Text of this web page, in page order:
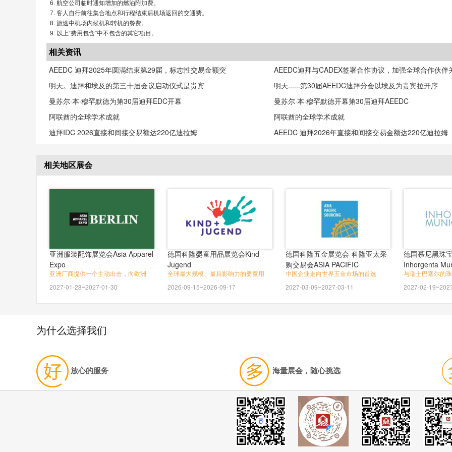
航空公司临时通知增加的燃油附加费。
客人自行前往集合地点和行程结束后机场返回的交通费。
旅途中机场内候机和转机的餐费。
以上“费用包含”中不包含的其它项目。
相关资讯
AEEDC 迪拜2025年圆满结束第29届，标志性交易金额突
AEEDC迪拜与CADEX签署合作协议，加强全球合作伙伴
明天。迪拜和埃及的第三十届会议启动仪式是贵宾
明天......第30届AEEDC迪拜分会以埃及为贵宾拉开序
曼苏尔·本·穆罕默德为第30届迪拜EDC开幕
曼苏尔·本·穆罕默德开幕第30届迪拜AEEDC
阿联酋的全球学术成就
阿联酋的全球学术成就
迪拜IDC 2026直接和间接交易额达220亿迪拉姆
AEEDC 迪拜2026年直接和间接交易金额达220亿迪拉姆
相关地区展会
亚洲服装配饰展览会Asia Apparel
Expo
亚洲厂商提供一个主动出击，向欧洲
2027-01-28~2027-01-30
德国科隆婴童用品展览会Kind
Jugend
全球最大规模、最具影响力的婴童用
2026-09-15~2026-09-17
德国科隆五金展览会-科隆亚太采
购交易会ASIA PACIFIC
SOURCING
中国企业走向世界五金市场的首选
2027-03-09~2027-03-11
德国慕尼黑珠
Inhorgenta
与瑞士巴塞尔的
2027-02-
为什么选择我们
放心的服务 海量展会，随心挑选